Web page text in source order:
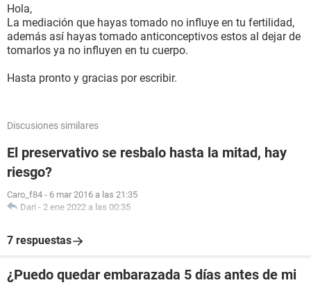
Hola,
La mediación que hayas tomado no influye en tu fertilidad,
además así hayas tomado anticonceptivos estos al dejar de
tomarlos ya no influyen en tu cuerpo.
Hasta pronto y gracias por escribir.
Discusiones similares
El preservativo se resbalo hasta la mitad, hay
riesgo?
Caro_f84 - 6 mar 2016 a las 21:35
Dari - 2 ene 2022 a las 00:35
7 respuestas
¿Puedo quedar embarazada 5 días antes de mi